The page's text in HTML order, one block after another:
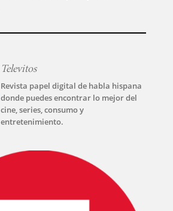
Televitos
Revista papel digital de habla hispana
donde puedes encontrar lo mejor del
cine, series, consumo y
entretenimiento.